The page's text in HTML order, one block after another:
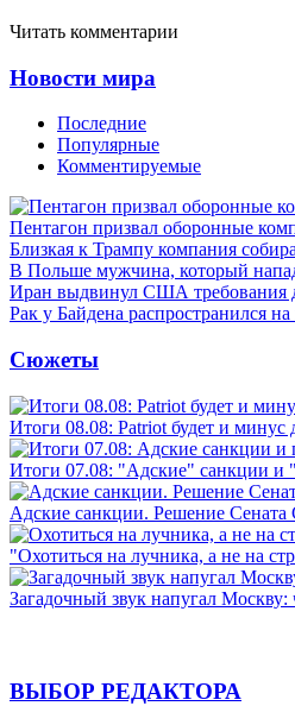
Читать комментарии
Новости мира
Последние
Популярные
Комментируемые
Пентагон призвал оборонные
Близкая к Трампу компания
В Польше мужчина, который
Иран выдвинул США требования
Рак у Байдена распространился на
Сюжеты
Итоги 08.08: Patriot будет и
Итоги 07.08: "Адские" санкции и
Адские санкции. Решение
"Охотиться на лучника, а не на
Загадочный звук напугал Москву:
ВЫБОР РЕДАКТОРА